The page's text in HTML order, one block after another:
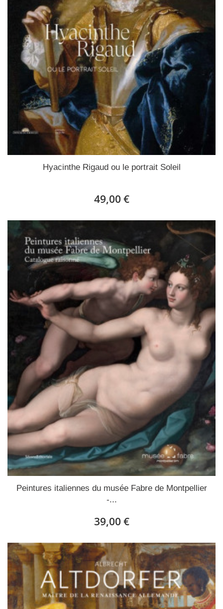
Hyacinthe Rigaud ou le portrait Soleil
49,00 €
Peintures italiennes du musée Fabre de Montpellier
-...
39,00 €